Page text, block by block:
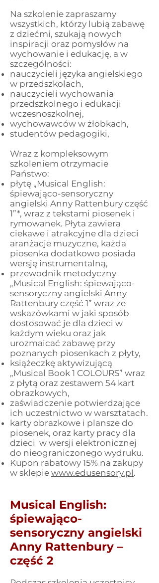
Na szkolenie zapraszamy
wszystkich, którzy lubią zabawę
z dziećmi, szukają nowych
inspiracji oraz pomysłów na
wychowanie i edukację, a w
szczególności:
nauczycieli języka angielskiego
w przedszkolach,
nauczycieli wychowania
przedszkolnego i edukacji
wczesnoszkolnej,
wychowawców w żłobkach,
studentów pedagogiki,
Wraz z kompleksowym
szkoleniem otrzymacie
Państwo:
płytę „Musical English:
śpiewająco-sensoryczny
angielski Anny Rattenbury część
1”*, wraz z tekstami piosenek i
rymowanek. Płyta zawiera
ciekawe i atrakcyjne dla dzieci
aranżacje muzyczne, każda
piosenka dodatkowo posiada
wersję instrumentalną,
przewodnik metodyczny
„Musical English: śpiewająco-
sensoryczny angielski Anny
Rattenbury część 1” wraz ze
wskazówkami w jaki sposób
dostosować je dla dzieci w
każdym wieku oraz jak
urozmaicać zabawę przy
poznanych piosenkach z płyty,
książeczkę aktywizującą
„Musical Book 1 COLOURS” wraz
z płytą oraz zestawem 54 kart
obrazkowych,
zaświadczenie potwierdzające
ich uczestnictwo w warsztatach.
karty obrazkowe i plansze do
piosenek, oraz karty pracy dla
dzieci w wersji elektronicznej
do nieograniczonego wydruku.
Kupon rabatowy 15% na zakupy
w sklepie www.edusensory.pl.
Musical English:
śpiewająco-
sensoryczny angielski
Anny Rattenbury –
część 2